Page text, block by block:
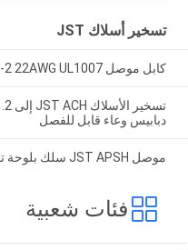
تسخير أسلاك JST
كابل موصل JST XHP-2 22AWG UL1007 أسود أحمر 2P لاصق
دبابيس وعاء قابل للفصل
موصل JST APSH سلك بلوحة تجميع الأسلاك APSHR-03V-S
فئات شعبية